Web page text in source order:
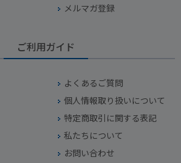
メルマガ登録
ご利用ガイド
よくあるご質問
個人情報取り扱いについて
特定商取引に関する表記
私たちについて
お問い合わせ